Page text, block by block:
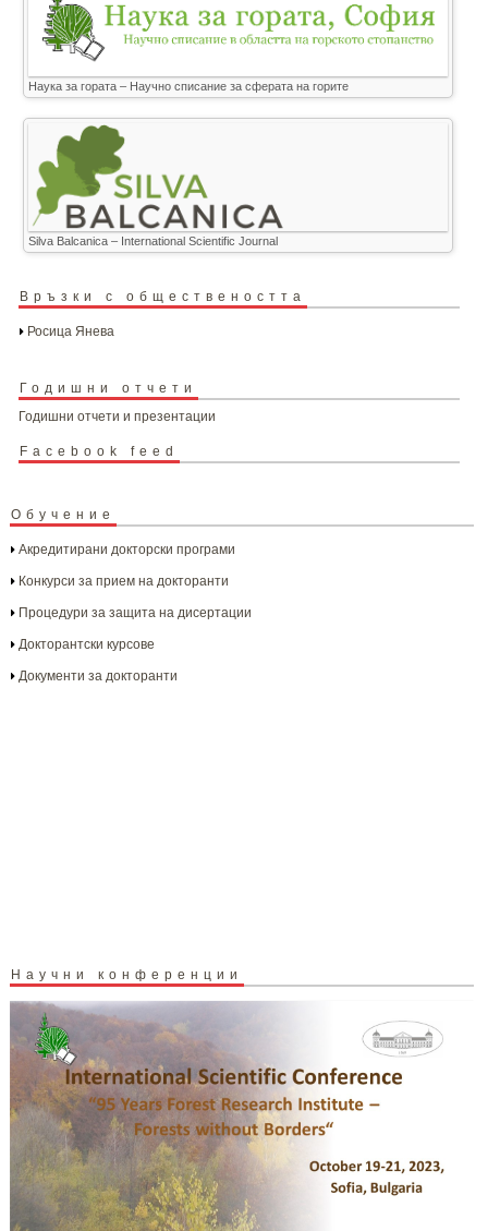
Наука за гората – Научно списание за сферата на горите
Silva Balcanica – International Scientific Journal
Връзки с обществеността
Росица Янева
Годишни отчети
Годишни отчети и презентации
Facebook feed
Обучение
Акредитирани докторски програми
Конкурси за прием на докторанти
Процедури за защита на дисертации
Докторантски курсове
Документи за докторанти
Научни конференции